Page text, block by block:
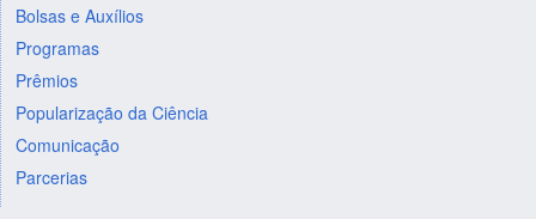
Bolsas e Auxílios
Programas
Prêmios
Popularização da Ciência
Comunicação
Parcerias